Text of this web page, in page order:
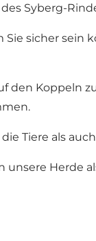
Syberg-
sicher
den Koppeln
Tiere als
Herde